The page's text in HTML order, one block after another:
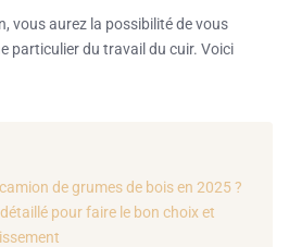
vous aurez la possibilité de vous
particulier du travail du cuir. Voici
de grumes de bois en 2025 ?
pour faire le bon choix et